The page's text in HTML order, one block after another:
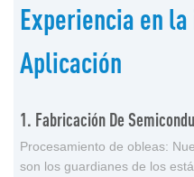
Experiencia en
Aplicación
1. Fabricación De
Procesamiento de obleas:
son los guardianes de los